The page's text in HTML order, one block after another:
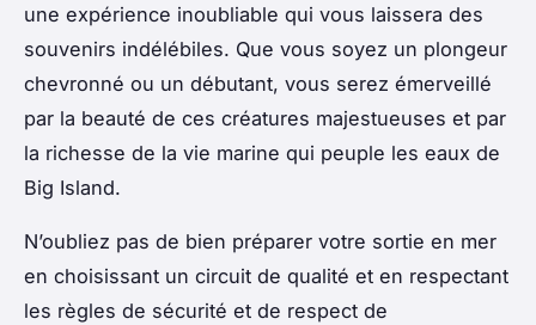
une expérience inoubliable qui vous laissera des
souvenirs indélébiles. Que vous soyez un plongeur
chevronné ou un débutant, vous serez émerveillé
par la beauté de ces créatures majestueuses et par
la richesse de la vie marine qui peuple les eaux de
Big Island.
N’oubliez pas de bien préparer votre sortie en mer
en choisissant un circuit de qualité et en respectant
les règles de sécurité et de respect de